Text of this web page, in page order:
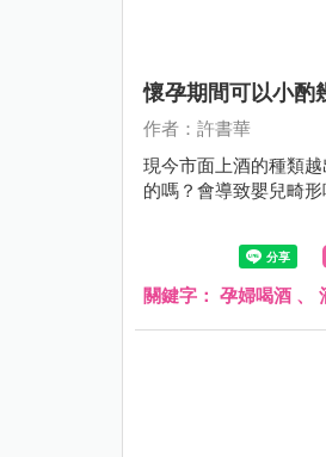
懷孕期間可以小酌
作者：許書華
現今市面上酒的種類
的嗎？會導致嬰兒畸
關鍵字： 孕婦喝酒 、